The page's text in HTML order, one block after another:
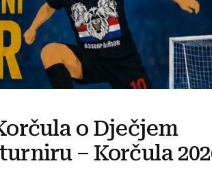
o Dječjem
– Korčula